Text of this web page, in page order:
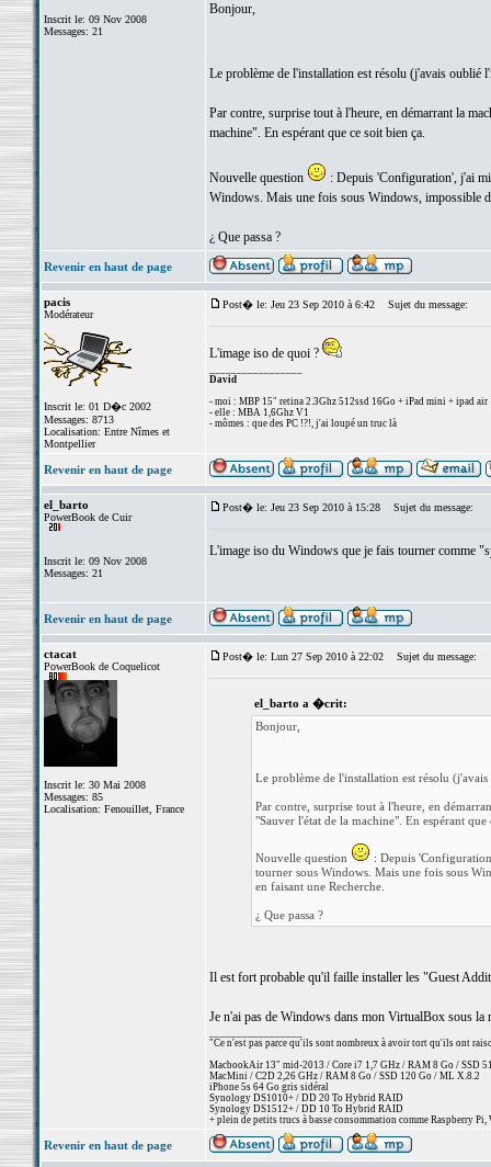
Inscrit le: 09 Nov 2008
Messages: 21
Bonjour,
Le problème de l'installation est résolu (j'avais oublié
Par contre, surprise tout à l'heure, en démarrant la
machine". En espérant que ce soit bien ça.
Nouvelle question
: Depuis 'Configuration', j'ai
Windows. Mais une fois sous Windows, impossible
¿ Que passa ?
Revenir en haut de page
pacis
Modérateur
Inscrit le: 01 D�c 2002
Messages: 8713
Localisation: Entre Nîmes et
Montpellier
Post� le: Jeu 23 Sep 2010 à 6:42 Sujet du message:
L'image iso de quoi ?
David
- moi : MBP 15" retina 2.3Ghz 512ssd 16Go + iPad mini + ipad air
- elle : MBA 1,6Ghz V1
- mômes : que des PC !?!, j'ai loupé un truc là
Revenir en haut de page
el_barto
PowerBook de Cuir
Inscrit le: 09 Nov 2008
Messages: 21
Post� le: Jeu 23 Sep 2010 à 15:28 Sujet du message:
L'image iso du Windows que je fais tourner comme
Revenir en haut de page
ctacat
PowerBook de Coquelicot
Inscrit le: 30 Mai 2008
Messages: 85
Localisation: Fenouillet, France
Post� le: Lun 27 Sep 2010 à 22:02 Sujet du message:
el_barto a �crit:
Bonjour,
Le problème de l'installation est résolu
Par contre, surprise tout à l'heure, en
"Sauver l'état de la machine". En espérant que
Nouvelle question
: Depuis
tourner sous Windows. Mais une fois sous
en faisant une Recherche.
¿ Que passa ?
Il est fort probable qu'il faille installer les "Guest
Je n'ai pas de Windows dans mon VirtualBox sous
"Ce n'est pas parce qu'ils sont nombreux à avoir tort qu'ils ont
MacbookAir 13" mid-2013 / Core i7 1,7 GHz / RAM 8 Go / SSD
MacMini / C2D 2,26 GHz / RAM 8 Go / SSD 120 Go / ML X.8.2
iPhone 5s 64 Go gris sidéral
Synology DS1010+ / DD 20 To Hybrid RAID
Synology DS1512+ / DD 10 To Hybrid RAID
+ plein de petits trucs à basse consommation comme Raspberry Pi,
Revenir en haut de page